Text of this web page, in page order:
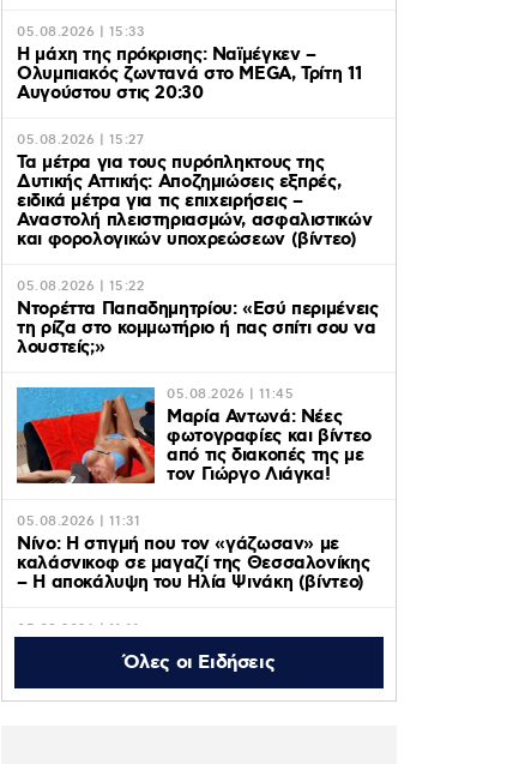
05.08.2026 | 15:33
Η μάχη της πρόκρισης: Ναϊμέγκεν –
Ολυμπιακός ζωντανά στο MEGA, Τρίτη 11
Αυγούστου στις 20:30
05.08.2026 | 15:27
Τα μέτρα για τους πυρόπληκτους της
Δυτικής Αττικής: Αποζημιώσεις εξπρές,
ειδικά μέτρα για τις επιχειρήσεις –
Αναστολή πλειστηριασμών, ασφαλιστικών
και φορολογικών υποχρεώσεων (βίντεο)
05.08.2026 | 15:22
Ντορέττα Παπαδημητρίου: «Εσύ περιμένεις
τη ρίζα στο κομμωτήριο ή πας σπίτι σου να
λουστείς;»
05.08.2026 | 11:45
Μαρία Αντωνά: Νέες
φωτογραφίες και βίντεο
από τις διακοπές της με
τον Γιώργο Λιάγκα!
05.08.2026 | 11:31
Νίνο: Η στιγμή που τον «γάζωσαν» με
καλάσνικοφ σε μαγαζί της Θεσσαλονίκης
– Η αποκάλυψη του Ηλία Ψινάκη (βίντεο)
05.08.2026 | 11:11
Axios: ΗΠΑ, Ιράν και Ομάν κοντά σε
συμφωνία για το άνοιγμα των Στενών του
Ορμούζ – Οι όροι
Όλες οι Ειδήσεις